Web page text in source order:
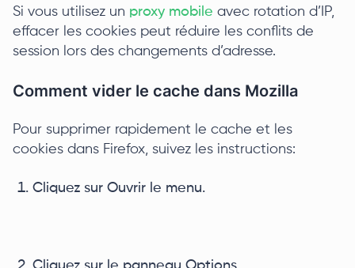
Si vous utilisez un proxy mobile avec rotation d’IP,
effacer les cookies peut réduire les conflits de
session lors des changements d’adresse.
Comment vider le cache dans Mozilla
Pour supprimer rapidement le cache et les
cookies dans Firefox, suivez les instructions:
Cliquez sur Ouvrir le menu.